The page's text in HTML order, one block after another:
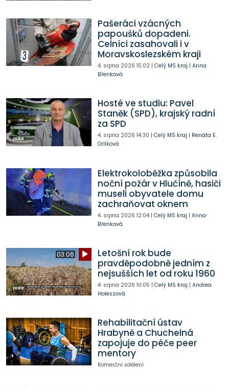
Pašeráci vzácných
papoušků dopadeni.
Celníci zasahovali i v
Moravskoslezském kraji
4. srpna 2026 15:02| Celý MS kraj | Anna
Břenková
Hosté ve studiu: Pavel
Staněk (SPD), krajský radní
za SPD
4. srpna 2026 14:30 | Celý MS kraj | Renáta E.
Orlíková
Elektrokoloběžka způsobila
noční požár v Hlučíně, hasiči
museli obyvatele domu
zachraňovat oknem
4. srpna 2026 12:04| Celý MS kraj | Anna
Břenková
03:06
Letošní rok bude
pravděpodobně jedním z
nejsušších let od roku 1960
4. srpna 2026 10:05 | Celý MS kraj | Andrea
Holeszová
Rehabilitační ústav
Hrabyně a Chuchelná
zapojuje do péče peer
mentory
Komerční sdělení